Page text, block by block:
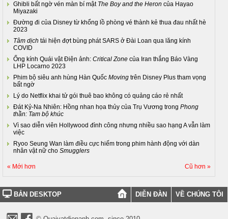
Ghibli bất ngờ vén màn bí mật The Boy and the Heron của Hayao
Miyazaki
Đường đi của Disney từ khổng lồ phòng vé thành kẻ thua đau nhất hè
2023
Tâm dịch tái hiện đợt bùng phát SARS ở Đài Loan qua lăng kính
COVID
Ống kính Quái vật Điện ảnh: Critical Zone của Iran thắng Báo Vàng
LHP Locarno 2023
Phim bộ siêu anh hùng Hàn Quốc Moving trên Disney Plus tham vọng
bất ngờ
Lý do Netflix khai tử gói thuê bao không có quảng cáo rẻ nhất
Đát Kỷ-Na Nhiên: Hồng nhan họa thủy của Trụ Vương trong Phong
thần: Tam bộ khúc
Vì sao diễn viên Hollywood đình công nhưng nhiều sao hạng A vẫn làm
việc
Ryoo Seung Wan làm điều cực hiếm trong phim hành động với dàn
nhân vật nữ cho Smugglers
« Mới hơn Cũ hơn »
BẢN DESKTOP DIỄN ĐÀN VỀ CHÚNG TÔI